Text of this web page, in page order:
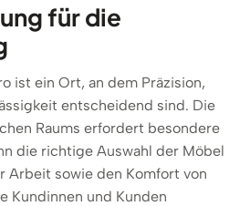
für die
ist ein Ort, an dem Präzision,
entscheidend sind. Die
Raums erfordert besondere
die richtige Auswahl der Möbel
Arbeit sowie den Komfort von
Kundinnen und Kunden